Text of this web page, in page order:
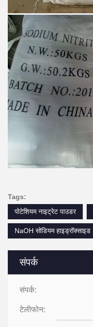
संपर्क
संपर्क:
टेलीफोन:
Tags:
पोटेशियम नाइट्रेट पाउडर
NaOH सोडियम हाइड्रॉक्साइड